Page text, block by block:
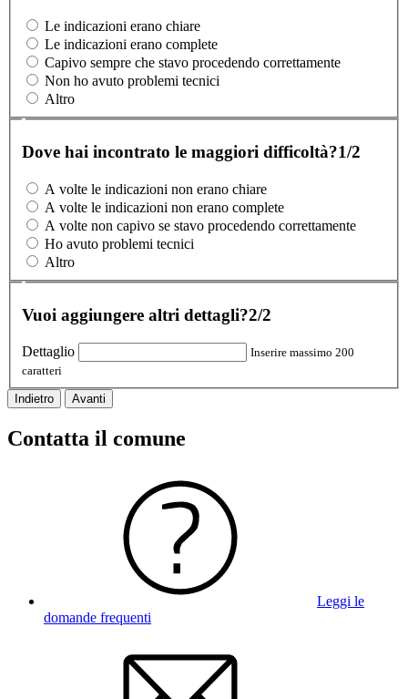
Le indicazioni erano chiare
Le indicazioni erano complete
Capivo sempre che stavo procedendo correttamente
Non ho avuto problemi tecnici
Altro
Dove hai incontrato le maggiori difficoltà?1/2
A volte le indicazioni non erano chiare
A volte le indicazioni non erano complete
A volte non capivo se stavo procedendo correttamente
Ho avuto problemi tecnici
Altro
Vuoi aggiungere altri dettagli?2/2
Dettaglio
Inserire massimo 200
caratteri
Indietro Avanti
Contatta il comune
Leggi le
domande frequenti